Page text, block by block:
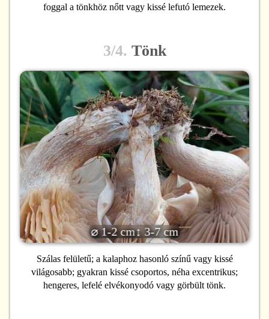
foggal a tönkhöz nőtt vagy kissé lefutó lemezek.
3/4. Tönk
Szálas felületű; a kalaphoz hasonló színű vagy kissé
világosabb; gyakran kissé csoportos, néha excentrikus;
hengeres, lefelé elvékonyodó vagy görbült tönk.
⌀ 1-2 cm↕ 3-7 cm